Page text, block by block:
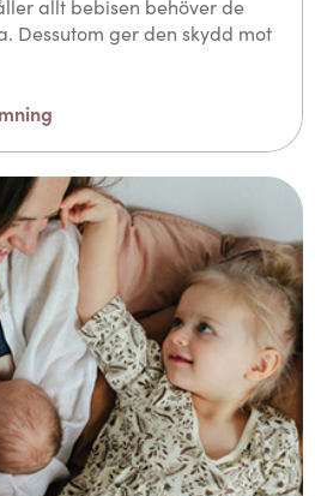
allt bebisen behöver de
Dessutom ger den skydd mot